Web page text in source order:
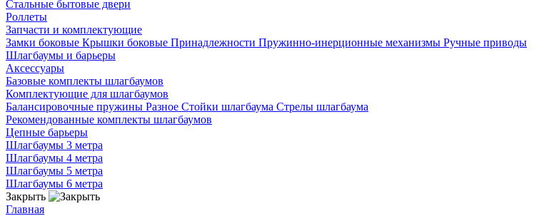
Стальные бытовые двери
Роллеты
Запчасти и комплектующие
Замки боковые Крышки боковые Принадлежности Пружинно-инерционные механизмы Ручные приводы
Шлагбаумы и барьеры
Аксессуары
Базовые комплекты шлагбаумов
Комплектующие для шлагбаумов
Балансировочные пружины Разное Стойки шлагбаума Стрелы шлагбаума
Рекомендованные комплекты шлагбаумов
Цепные барьеры
Шлагбаумы 3 метра
Шлагбаумы 4 метра
Шлагбаумы 5 метра
Шлагбаумы 6 метра
Закрыть
Главная